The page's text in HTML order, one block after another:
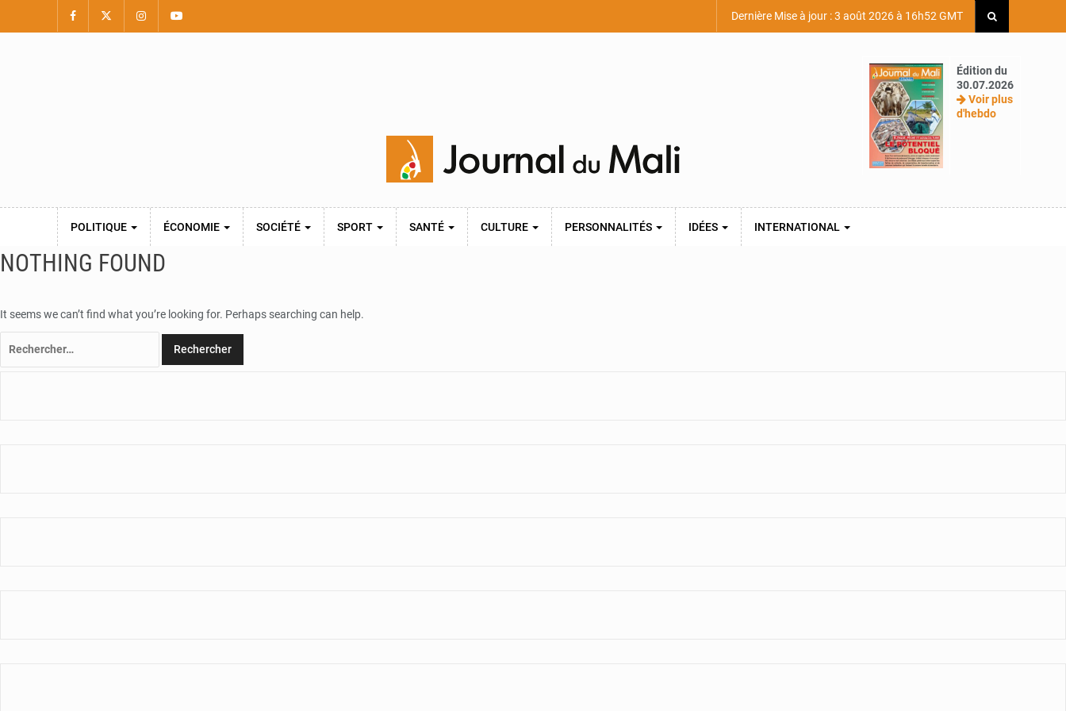
Dernière Mise à jour : 3 août 2026 à 16h52 GMT
Édition du
30.07.2026
Voir plus
d'hebdo
POLITIQUE ÉCONOMIE SOCIÉTÉ SPORT SANTÉ CULTURE PERSONNALITÉS IDÉES INTERNATIONAL
NOTHING FOUND
It seems we can’t find what you’re looking for. Perhaps searching can help.